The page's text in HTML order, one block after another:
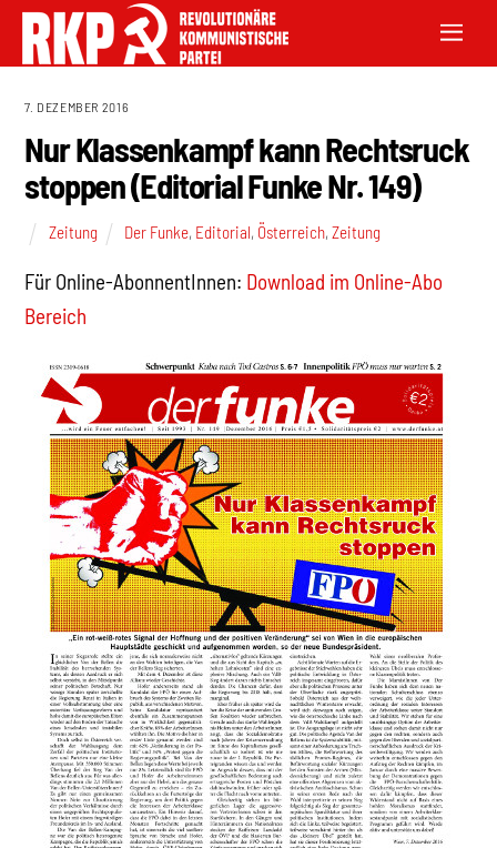
7. DEZEMBER 2016
Nur Klassenkampf kann Rechtsruck
stoppen (Editorial Funke Nr. 149)
Zeitung Der Funke, Editorial, Österreich,Zeitung
Für Online-AbonnentInnen: Download im Online-Abo
Bereich